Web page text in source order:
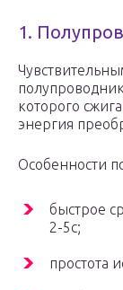
1.
которого
энергия
Особенности
быстрое
2-5с;
простота